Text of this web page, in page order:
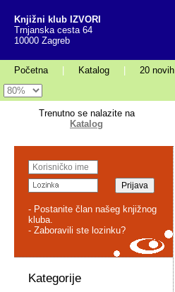
Knjižni klub IZVORI
Trnjanska cesta 64
10000 Zagreb
Početna Katalog 20 novih
Trenutno se nalazite na
Katalog
- Postanite član našeg knjižnog
kluba.
- Zaboravili ste lozinku?
Kategorije